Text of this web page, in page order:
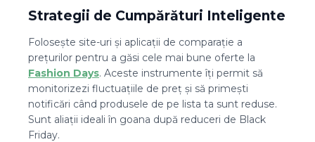
Strategii de Cumpărături Inteligente
Folosește site-uri și aplicații de comparație a
prețurilor pentru a găsi cele mai bune oferte la
Fashion Days. Aceste instrumente îți permit să
monitorizezi fluctuațiile de preț și să primești
notificări când produsele de pe lista ta sunt reduse.
Sunt aliații ideali în goana după reduceri de Black
Friday.